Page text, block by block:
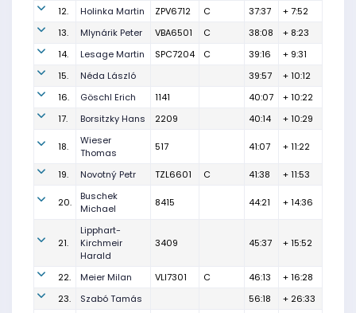
12.
Holinka Martin ZPV6712 C 37:37
+ 7:52
13.
Mlynárik Peter VBA6501 C 38:08
+ 8:23
14.
Lesage Martin SPC7204 C 39:16
+ 9:31
15.
Néda László 39:57
+ 10:12
16.
Göschl Erich 1141 40:07
+ 10:22
17.
Borsitzky Hans 2209 40:14 + 10:29
18.
Wieser
Thomas
517 41:07 + 11:22
19. Novotný Petr TZL6601 C 41:38 + 11:53
20.
Buschek
Michael
8415 44:21 + 14:36
21.
Lipphart-
Kirchmeir
Harald
3409 45:37 + 15:52
22. Meier Milan VLI7301 C 46:13
+ 16:28
23.
Szabó Tamás 56:18
+ 26:33